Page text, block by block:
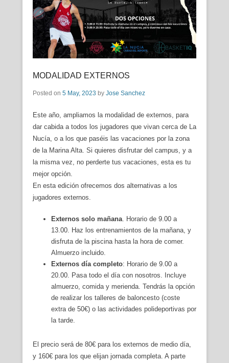
MODALIDAD EXTERNOS
Posted on 5 May, 2023 by Jose Sanchez
Este año, ampliamos la modalidad de externos, para
dar cabida a todos los jugadores que vivan cerca de La
Nucía, o a los que paséis las vacaciones por la zona
de la Marina Alta. Si quieres disfrutar del campus, y a
la misma vez, no perderte tus vacaciones, esta es tu
mejor opción.
En esta edición ofrecemos dos alternativas a los
jugadores externos.
Externos solo mañana . Horario de 9.00 a
13.00. Haz los entrenamientos de la mañana, y
disfruta de la piscina hasta la hora de comer.
Almuerzo incluido.
Externos día completo: Horario de 9.00 a
20.00. Pasa todo el día con nosotros. Incluye
almuerzo, comida y merienda. Tendrás la opción
de realizar los talleres de baloncesto (coste
extra de 50€) o las actividades polideportivas por
la tarde.
El precio será de 80€ para los externos de medio día,
y 160€ para los que elijan jornada completa. A parte